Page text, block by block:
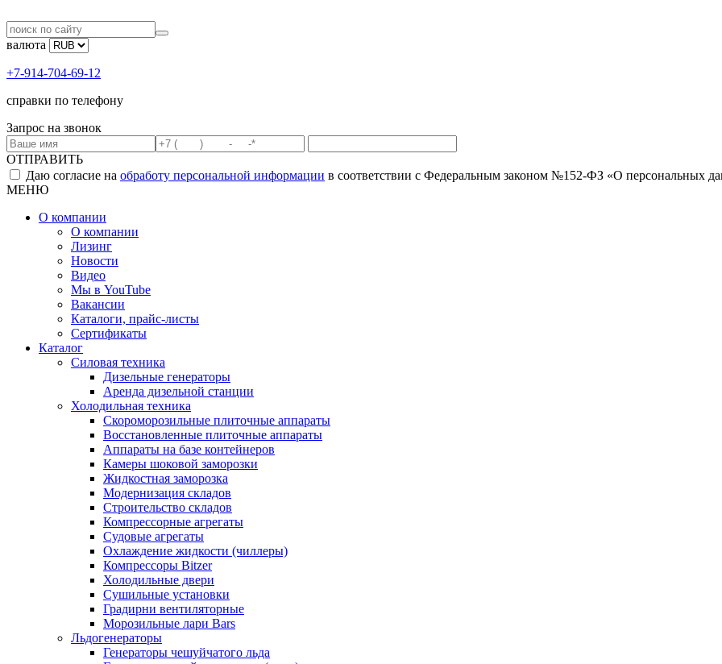
валюта
+7-914-704-69-12
справки по телефону
Запрос на звонок
ОТПРАВИТЬ
Даю согласие на обработу персональной информации в соответствии с Федеральным законом №152-ФЗ «О персональных
МЕНЮ
О компании
О компании
Лизинг
Новости
Видео
Мы в YouTube
Вакансии
Каталоги, прайс-листы
Сертификаты
Каталог
Силовая техника
Дизельные генераторы
Аренда дизельной станции
Холодильная техника
Cкороморозильные плиточные аппараты
Восстановленные плиточные аппараты
Аппараты на базе контейнеров
Камеры шоковой заморозки
Жидкостная заморозка
Модернизация складов
Строительство складов
Компрессорные агрегаты
Судовые агрегаты
Охлаждение жидкости (чиллеры)
Компрессоры Bitzer
Холодильные двери
Сушильные установки
Градирни вентиляторные
Морозильные лари Bars
Льдогенераторы
Генераторы чешуйчатого льда